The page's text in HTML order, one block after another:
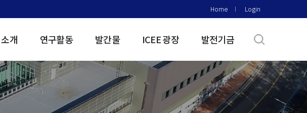
Home Login
개 연구활동 발간물 ICEE 광장 발전기금